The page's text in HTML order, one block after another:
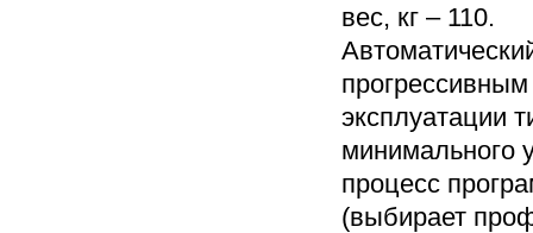
вес, кг – 110.
эксплуатации
минимального
процесс
(выбирает